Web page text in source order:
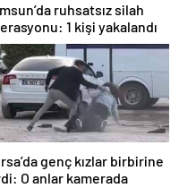
ruhsatsız silah
1 kişi yakalandı
genç kızlar birbirine
O anlar kamerada